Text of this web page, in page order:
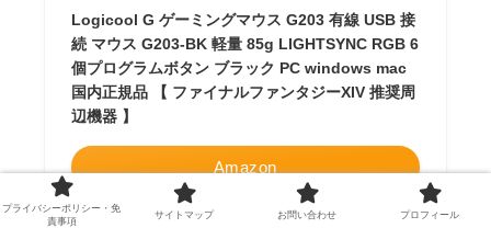
Logicool G ゲーミングマウス G203 有線 USB 接
続 マウス G203-BK 軽量 85g LIGHTSYNC RGB 6
個プログラムボタン ブラック PC windows mac
国内正規品 【 ファイナルファンタジーXIV 推奨周
辺機器 】
Amazon
楽天市場
プライバシーポリシー・免
責事項
サイトマップ お問い合わせ プロフィール